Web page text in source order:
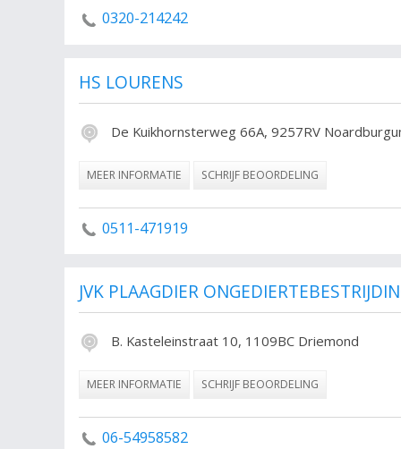
0320-214242
HS LOURENS
De Kuikhornsterweg 66A, 9257RV
MEER INFORMATIE SCHRIJF BEOORDELING
0511-471919
JVK PLAAGDIER
B. Kasteleinstraat 10, 1109BC Driemond
MEER INFORMATIE SCHRIJF BEOORDELING
06-54958582